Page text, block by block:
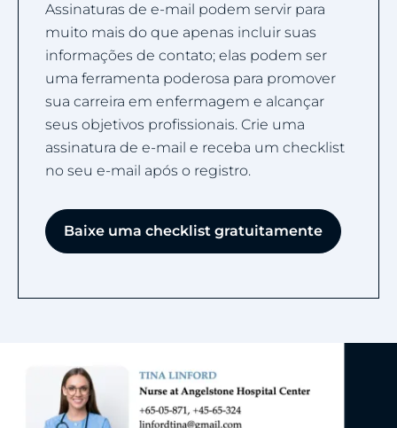
Assinaturas de e-mail podem servir para
muito mais do que apenas incluir suas
informações de contato; elas podem ser
uma ferramenta poderosa para promover
sua carreira em enfermagem e alcançar
seus objetivos profissionais. Crie uma
assinatura de e-mail e receba um checklist
no seu e-mail após o registro.
Baixe uma checklist gratuitamente